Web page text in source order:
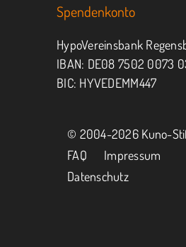
Spendenkonto
HypoVereinsbank
IBAN: DE08 7502 0073
BIC: HYVEDEMM447
© 2004-2026 Kuno-
FAQ
Impressum
Datenschutz